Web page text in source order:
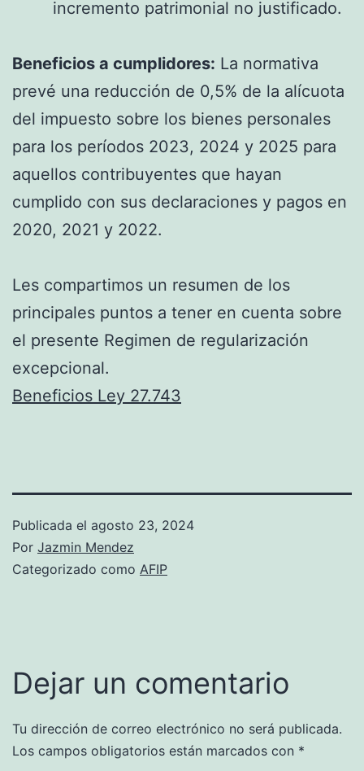
incremento patrimonial no justificado.
Beneficios a cumplidores: La normativa
prevé una reducción de 0,5% de la alícuota
del impuesto sobre los bienes personales
para los períodos 2023, 2024 y 2025 para
aquellos contribuyentes que hayan
cumplido con sus declaraciones y pagos en
2020, 2021 y 2022.
Les compartimos un resumen de los
principales puntos a tener en cuenta sobre
el presente Regimen de regularización
excepcional.
Beneficios Ley 27.743
Publicada el agosto 23, 2024
Por Jazmin Mendez
Categorizado como AFIP
Dejar un comentario
Tu dirección de correo electrónico no será publicada.
Los campos obligatorios están marcados con *